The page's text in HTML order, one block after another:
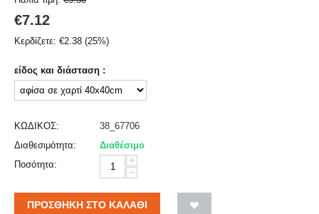
€7.12
Κερδίζετε: €2.38 (25%)
είδος και διάσταση :
ΚΩΔΙΚΟΣ:
38_67706
Διαθεσιμότητα:
Διαθέσιμο
Ποσότητα:
+
−
ΠΡΟΣΘΉΚΗ ΣΤΟ ΚΑΛΆΘΙ